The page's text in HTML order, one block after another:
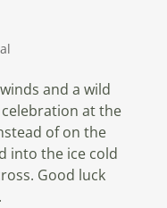
and a wild
at the
of on the
into the ice cold
Good luck